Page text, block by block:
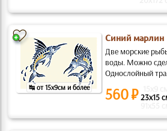
↹ от 15x9см и более
Синий марлин
Две морские
воды. Можно
Однослойный
560 ₽23x15